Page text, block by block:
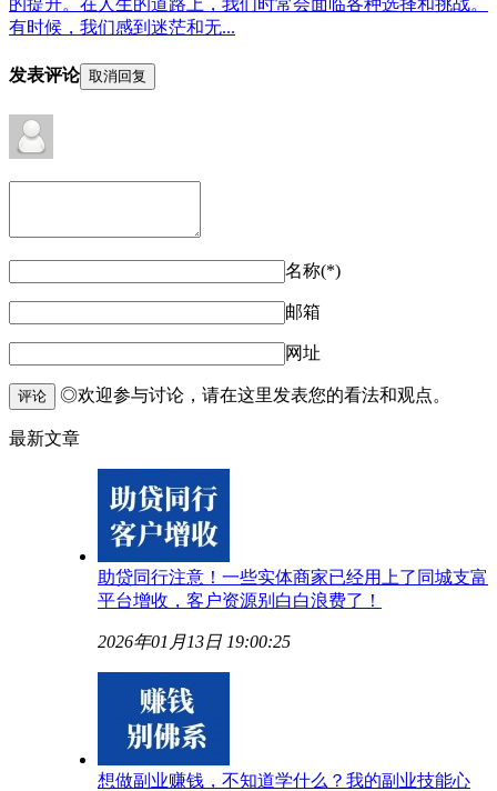
的提升。在人生的道路上，我们时常会面临各种选择和挑战。
有时候，我们感到迷茫和无...
发表评论 取消回复
名称(*)
邮箱
网址
评论 ◎欢迎参与讨论，请在这里发表您的看法和观点。
最新文章
助贷同行注意！一些实体商家已经用上了同城支富
平台增收，客户资源别白白浪费了！
2026年01月13日 19:00:25
想做副业赚钱，不知道学什么？我的副业技能心